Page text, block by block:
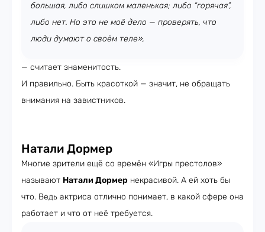
большая, либо слишком маленькая; либо “горячая”,
либо нет. Но это не моё дело — проверять, что
люди думают о своём теле»,
— считает знаменитость.
И правильно. Быть красоткой — значит, не обращать
внимания на завистников.
Натали Дормер
Многие зрители ещё со времён «Игры престолов»
называют Натали Дормер некрасивой. А ей хоть бы
что. Ведь актриса отлично понимает, в какой сфере она
работает и что от неё требуется.